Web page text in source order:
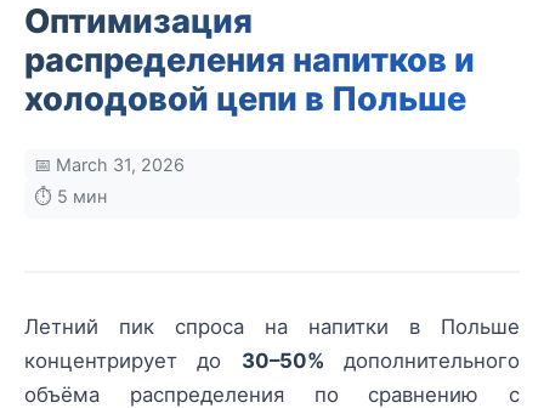
Оптимизация
распределения напитков и
холодовой цепи в Польше
📅 March 31, 2026
⏱️ 5 мин
Летний пик спроса на напитки в Польше
концентрирует до 30–50% дополнительного
объёма распределения по сравнению с